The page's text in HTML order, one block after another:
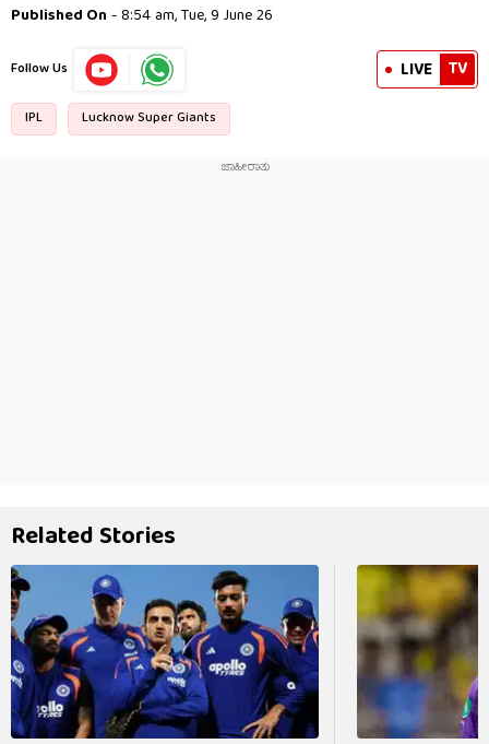
Published On - 8:54 am, Tue, 9 June 26
Follow Us LIVE TV
IPL Lucknow Super Giants
Related Stories